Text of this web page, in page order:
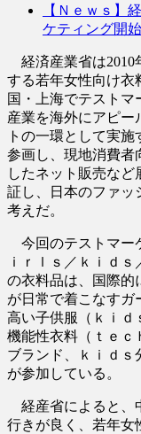
【Ｎｅｗｓ】
ケティング開始
経済産業省は2010
する若年女性向け衣
国・上海でテスト
産業を海外にアピー
トの一環として実
参画し、現地消費者
したネット販売な
証し、日本のファッ
考えだ。
今回のテストマー
ｉｒｌｓ／ｋｉｄ
の衣料品は、国際的
が日常で着こなすガ
高い子供服（ｋｉｄ
機能性衣料（ｔｅｃ
ブランド、ｋｉｄｓ
が参加している。
経産省によると、
行きが良く、若年女